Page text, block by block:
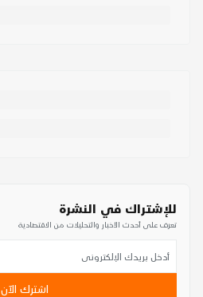
للإشتراك في النشرة
تعرف على أحدث الأخبار والتحليلات من الاقتصادية
اشترك الآن